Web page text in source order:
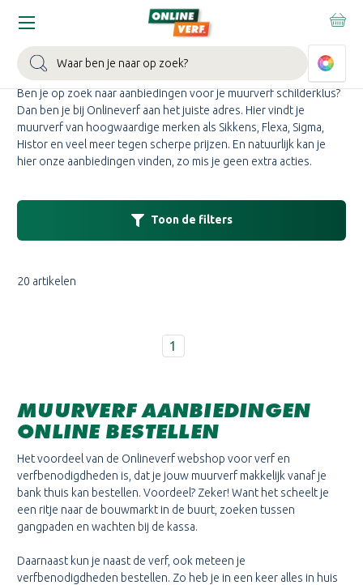
Zoeken
Home Muurverf aanbieding
MUURVERF AANBIEDING
Ben je op zoek naar aanbiedingen voor je muurverf schilderklus?
Dan ben je bij Onlineverf aan het juiste adres. Hier vindt je
muurverf van hoogwaardige merken als Sikkens, Flexa, Sigma,
Histor en veel meer tegen scherpe prijzen. En natuurlijk kan je
hier onze aanbiedingen vinden, zo mis je geen extra acties.
20 artikelen
1
Toon de filters
MUURVERF AANBIEDINGEN
ONLINE BESTELLEN
Het voordeel van de Onlineverf webshop voor verf en
verfbenodigdheden is, dat je jouw muurverf makkelijk vanaf je
bank thuis kan bestellen. Voordeel? Zeker! Want het scheelt je
een ritje naar de bouwmarkt in de buurt, zoeken tussen
gangpaden en wachten bij de kassa.
Daarnaast kun je naast de verf, ook meteen je
verfbenodigdheden bestellen. Zo heb je in een keer alles in huis